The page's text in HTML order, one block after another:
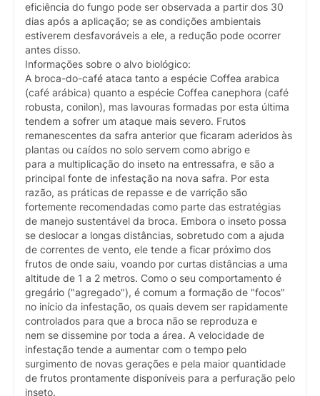
eficiência do fungo pode ser observada a partir dos 30
dias após a aplicação; se as condições ambientais
estiverem desfavoráveis a ele, a redução pode ocorrer
antes disso.
Informações sobre o alvo biológico:
A broca-do-café ataca tanto a espécie Coffea arabica
(café arábica) quanto a espécie Coffea canephora (café
robusta, conilon), mas lavouras formadas por esta última
tendem a sofrer um ataque mais severo. Frutos
remanescentes da safra anterior que ficaram aderidos às
plantas ou caídos no solo servem como abrigo e
para a multiplicação do inseto na entressafra, e são a
principal fonte de infestação na nova safra. Por esta
razão, as práticas de repasse e de varrição são
fortemente recomendadas como parte das estratégias
de manejo sustentável da broca. Embora o inseto possa
se deslocar a longas distâncias, sobretudo com a ajuda
de correntes de vento, ele tende a ficar próximo dos
frutos de onde saiu, voando por curtas distâncias a uma
altitude de 1 a 2 metros. Como o seu comportamento é
gregário ("agregado"), é comum a formação de "focos"
no início da infestação, os quais devem ser rapidamente
controlados para que a broca não se reproduza e
nem se dissemine por toda a área. A velocidade de
infestação tende a aumentar com o tempo pelo
surgimento de novas gerações e pela maior quantidade
de frutos prontamente disponíveis para a perfuração pelo
inseto.